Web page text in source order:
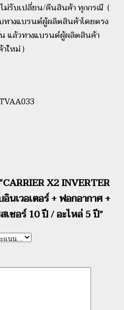
ม่รับเปลี่ยน/คืนสินค้า ทุกกรณี (
างแบรนด์ผู้ผลิตสินค้าโดยตรง
แล้วทางแบรนด์ผู้ผลิตสินค้า
ใหม่ )
X2 INVERTER
นเวอเตอร์ + ฟอกอากาศ +
ซอร์ 10 ปี / อะไหล่ 5 ปี”